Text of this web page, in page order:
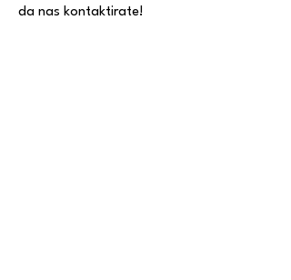
da nas kontaktirate!